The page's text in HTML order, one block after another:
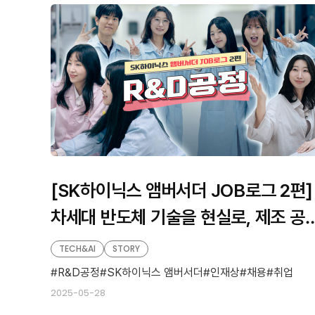
[SK하이닉스 앰버서더 JOB로그 2편]
차세대 반도체 기술을 현실로, 제조 공
개발의 프론트 라인 ‘R&D공정’
2025-05-28
TECH&AI STORY
R&D공정 SK하이닉스 앰버서더 인재상 채용 취업